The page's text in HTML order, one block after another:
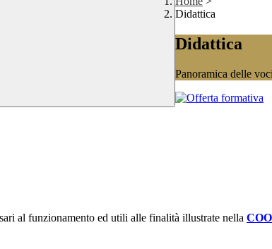
Didattica
Didattica
Panoramica delle
al funzionamento ed utili alle finalità illustrate nella